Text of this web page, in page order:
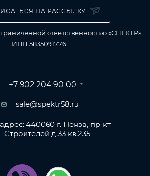
НА РАССЫЛКУ
ответственностью «СПЕКТР»
ИНН 5835091776
+7 902 204 90 00
sale@spektr58.ru
440060 г. Пенза, пр-кт
Строителей д.33 кв.235